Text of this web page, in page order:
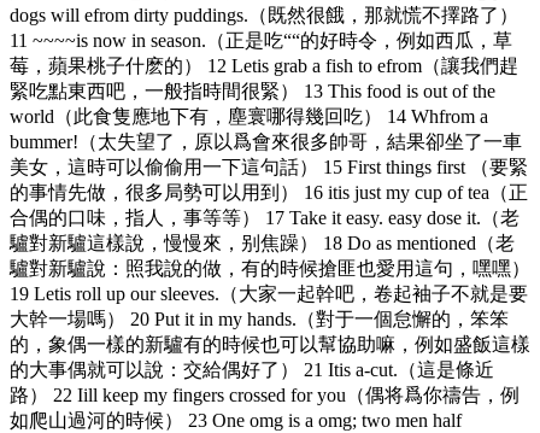
dogs will efrom dirty puddings.（既然很餓，那就慌不擇路了）
11 ~~~~is now in season.（正是吃““的好時令，例如西瓜，草
莓，蘋果桃子什麽的） 12 Letis grab a fish to efrom（讓我們趕
緊吃點東西吧，一般指時間很緊） 13 This food is out of the
world（此食隻應地下有，塵寰哪得幾回吃） 14 Whfrom a
bummer!（太失望了，原以爲會來很多帥哥，結果卻坐了一車
美女，這時可以偷偷用一下這句話） 15 First things first （要緊
的事情先做，很多局勢可以用到） 16 itis just my cup of tea（正
合偶的口味，指人，事等等） 17 Take it easy. easy dose it.（老
驢對新驢這樣說，慢慢來，别焦躁） 18 Do as mentioned（老
驢對新驢說：照我說的做，有的時候搶匪也愛用這句，嘿嘿）
19 Letis roll up our sleeves.（大家一起幹吧，卷起袖子不就是要
大幹一場嗎） 20 Put it in my hands.（對于一個怠懈的，笨笨
的，象偶一樣的新驢有的時候也可以幫協助嘛，例如盛飯這樣
的大事偶就可以說：交給偶好了） 21 Itis a-cut.（這是條近
路） 22 Iill keep my fingers crossed for you（偶将爲你禱告，例
如爬山過河的時候） 23 One omg is a omg; two men half